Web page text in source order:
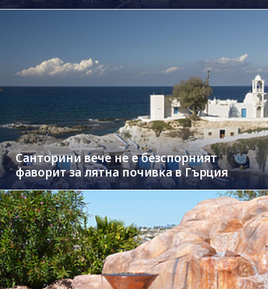
Санторини вече не е безспорният
фаворит за лятна почивка в Гърция